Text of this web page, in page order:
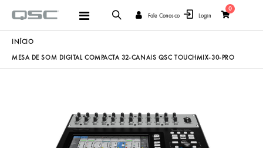
Alternar
Fale Conosco Login
Cart
0items
INÍCIO
MESA DE SOM DIGITAL COMPACTA 32-CANAIS QSC TOUCHMIX-30-PRO